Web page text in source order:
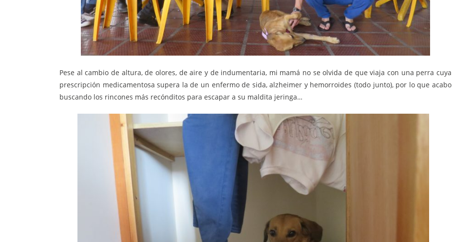
Pese al cambio de altura, de olores, de aire y de indumentaria, mi mamá no se olvida de que viaja con una perra cuya
prescripción medicamentosa supera la de un enfermo de sida, alzheimer y hemorroides (todo junto), por lo que acabo
buscando los rincones más recónditos para escapar a su maldita jeringa…